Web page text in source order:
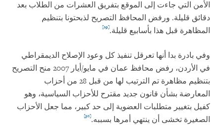
الأمن التي جاءت إلى الموقع بتفريق العشرات من الطلاب بعد
دقائق قليلة. ورفض المحافظ التصريح لذبحتونا بتنظيم
المظاهرة قبل هذا بأسابيع قليلة.[29]
وفي بادرة بدا أنها تعرقل تنفيذ كل وعود الإصلاح الديمقراطي
في الأردن، رفض محافظ عمان في مايو/أيار 2007 منح التصريح
بتنظيم مظاهرة تم الترتيب لها من قبل 28 من أحزاب
المعارضة بشأن قانون جديد مقترح للأحزاب السياسية، وهو
كفيل بتغيير متطلبات العضوية إلى حد كبير، مما جعل الأحزاب
الصغيرة تخشى أن ينتهي أمرها بسببه.[30]